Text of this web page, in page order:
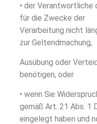
• der Verantwortliche
für die Zwecke der
Verarbeitung nicht
zur Geltendmachung,
Ausübung oder
benötigen, oder
• wenn Sie
gemäß Art. 21 Abs. 1
eingelegt haben und